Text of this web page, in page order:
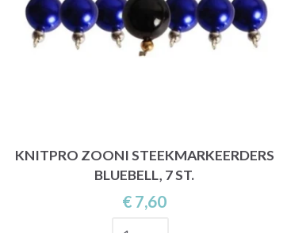
KNITPRO ZOONI STEEKMARKEERDERS
BLUEBELL, 7 ST.
€ 7,60